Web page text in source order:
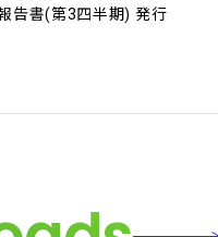
告書(第3四半期) 発行